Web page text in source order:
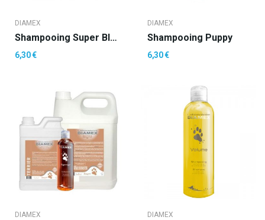
DIAMEX
Shampooing Super Black
6,30 €
DIAMEX
Shampooing Puppy
6,30 €
DIAMEX DIAMEX